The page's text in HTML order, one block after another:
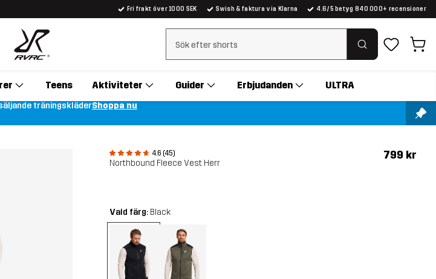
Fri frakt över 1000 SEK Swish & faktura via Klarna 4.6/5 betyg 840 000+ recensioner
Rensa sök
Teens Aktiviteter Guider Erbjudanden ULTRA
träningskläderShoppa nu
4.6 (45)
Northbound Fleece Vest Herr
799 kr
Vald färg: Black